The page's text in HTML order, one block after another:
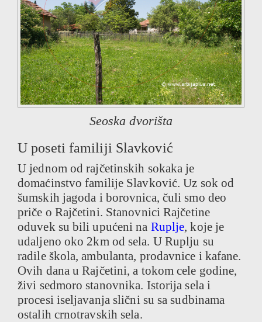
Seoska dvorišta
U poseti familiji Slavković
U jednom od rajčetinskih sokaka je
domaćinstvo familije Slavković. Uz sok od
šumskih jagoda i borovnica, čuli smo deo
priče o Rajčetini. Stanovnici Rajčetine
oduvek su bili upućeni na Ruplje, koje je
udaljeno oko 2km od sela. U Ruplju su
radile škola, ambulanta, prodavnice i kafane.
Ovih dana u Rajčetini, a tokom cele godine,
živi sedmoro stanovnika. Istorija sela i
procesi iseljavanja slični su sa sudbinama
ostalih crnotravskih sela.